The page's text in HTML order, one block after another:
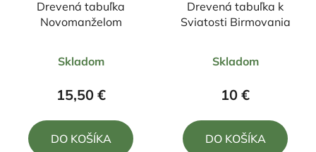
Drevená tabuľka
Novomanželom
hodnotenie
produktu
5,0
z
Skladom
15,50 €
DO KOŠÍKA
Drevená tabuľka k
Sviatosti Birmovania
hodnotenie
produktu
5,0
z
Skladom
10 €
DO KOŠÍKA